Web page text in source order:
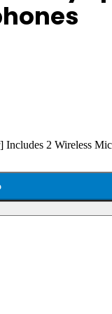
2 Wireless